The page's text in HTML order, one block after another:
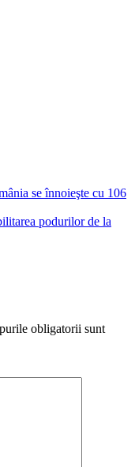
se înnoieşte cu 106
podurilor de la
obligatorii sunt